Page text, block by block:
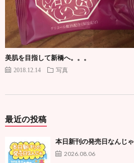
美肌を目指して新橋へ。。。
2018.12.14 写真
最近の投稿
本日新刊の発売日なんじゃ
2026.08.06